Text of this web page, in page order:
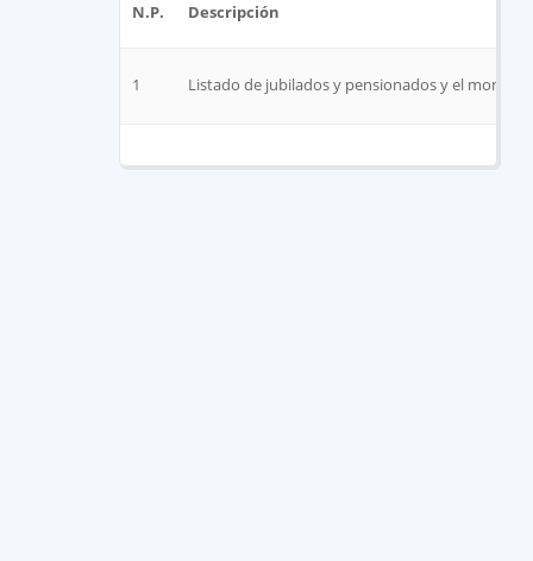
N.P. Descripción
1 Listado de jubilados y pensionados y el monto